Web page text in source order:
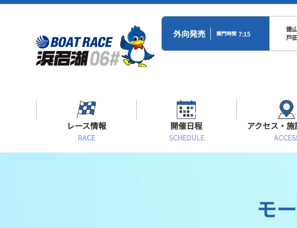
外向発売 開門時間 7:15
徳
戸
レース情報
RACE
開催日程
SCHEDULE
アクセス・
有料席
モ